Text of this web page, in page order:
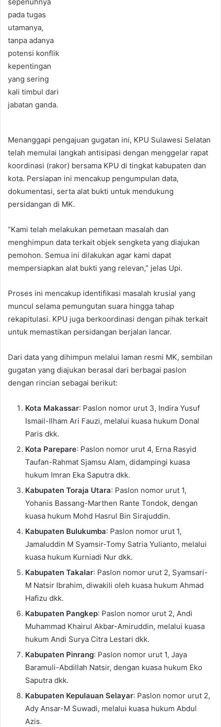
Menanggapi pengajuan gugatan ini, KPU Sulawesi Selatan
telah memulai langkah antisipasi dengan menggelar rapat
koordinasi (rakor) bersama KPU di tingkat kabupaten dan
kota. Persiapan ini mencakup pengumpulan data,
dokumentasi, serta alat bukti untuk mendukung
persidangan di MK.
“Kami telah melakukan pemetaan masalah dan
menghimpun data terkait objek sengketa yang diajukan
pemohon. Semua ini dilakukan agar kami dapat
mempersiapkan alat bukti yang relevan,” jelas Upi.
Proses ini mencakup identifikasi masalah krusial yang
muncul selama pemungutan suara hingga tahap
rekapitulasi. KPU juga berkoordinasi dengan pihak terkait
untuk memastikan persidangan berjalan lancar.
Dari data yang dihimpun melalui laman resmi MK, sembilan
gugatan yang diajukan berasal dari berbagai paslon
dengan rincian sebagai berikut:
Kota Makassar: Paslon nomor urut 3, Indira Yusuf
Ismail-Ilham Ari Fauzi, melalui kuasa hukum Donal
Paris dkk.
Kota Parepare: Paslon nomor urut 4, Erna Rasyid
Taufan-Rahmat Sjamsu Alam, didampingi kuasa
hukum Imran Eka Saputra dkk.
Kabupaten Toraja Utara: Paslon nomor urut 1,
Yohanis Bassang-Marthen Rante Tondok, dengan
kuasa hukum Mohd Hasrul Bin Sirajuddin.
Kabupaten Bulukumba: Paslon nomor urut 1,
Jamaluddin M Syamsir-Tomy Satria Yulianto, melalui
kuasa hukum Kurniadi Nur dkk.
Kabupaten Takalar: Paslon nomor urut 2, Syamsari-
M Natsir Ibrahim, diwakili oleh kuasa hukum Ahmad
Hafizu dkk.
Kabupaten Pangkep: Paslon nomor urut 2, Andi
Muhammad Khairul Akbar-Amiruddin, melalui kuasa
hukum Andi Surya Citra Lestari dkk.
Kabupaten Pinrang: Paslon nomor urut 1, Jaya
Baramuli-Abdillah Natsir, dengan kuasa hukum Eko
Saputra dkk.
Kabupaten Kepulauan Selayar: Paslon nomor urut 2,
Ady Ansar-M Suwadi, melalui kuasa hukum Abdul
Azis.